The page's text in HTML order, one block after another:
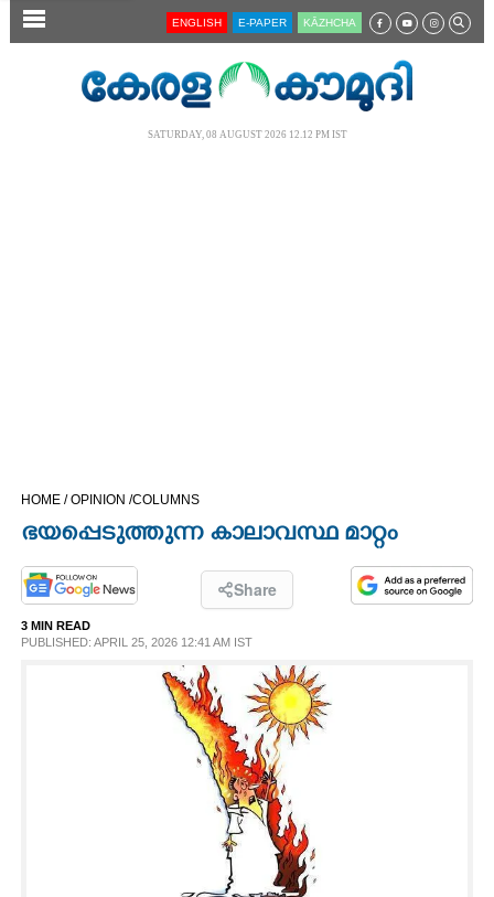
SECTIONS
OPINION
PHOTOS
ENGLISH E-PAPER KĀZHCHA
SATURDAY, 08 AUGUST 2026 12.12 PM IST
HOME /OPINION /COLUMNS
ഭയപ്പെടുത്തുന്ന കാലാവസ്ഥ മാറ്റം
Share
3 MIN READ
PUBLISHED: APRIL 25, 2026 12:41 AM IST